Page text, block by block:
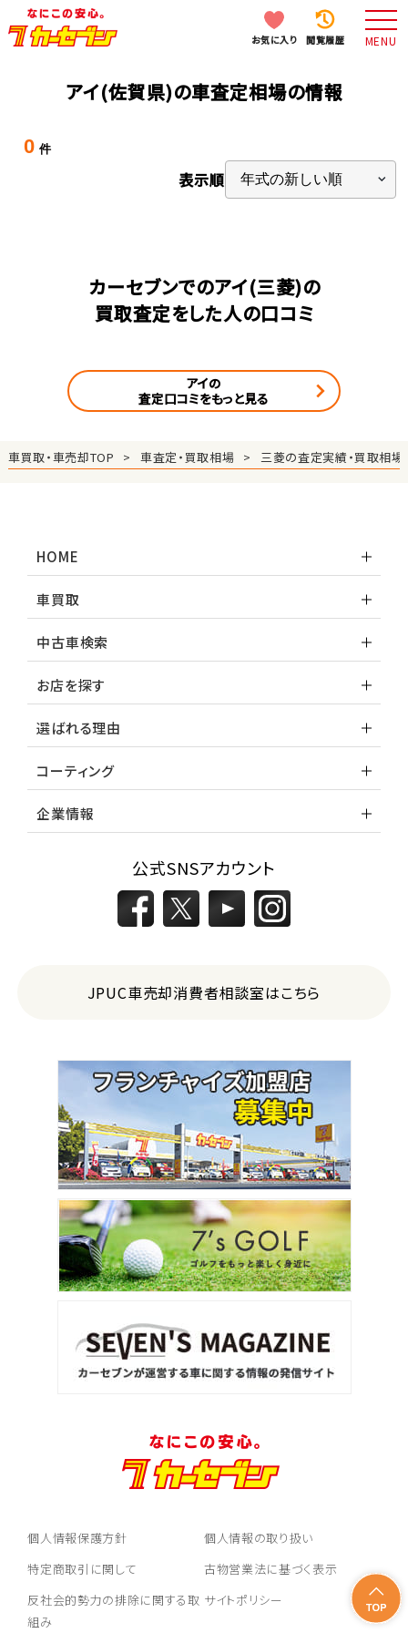
お気に入り 閲覧履歴 MENU
アイ(佐賀県)の車査定相場の情報
0 件
表示順
カーセブンでのアイ(三菱)の
買取査定をした人の口コミ
アイの
査定口コミをもっと見る
車買取・車売却TOP 車査定・買取相場 三菱の査定実績・買取相場
HOME
車買取
中古車検索
お店を探す
選ばれる理由
コーティング
企業情報
公式SNSアカウント
JPUC車売却消費者相談室はこちら
個人情報保護方針
個人情報の取り扱い
特定商取引に関して
古物営業法に基づく表示
反社会的勢力の排除に関する取
組み
サイトポリシー